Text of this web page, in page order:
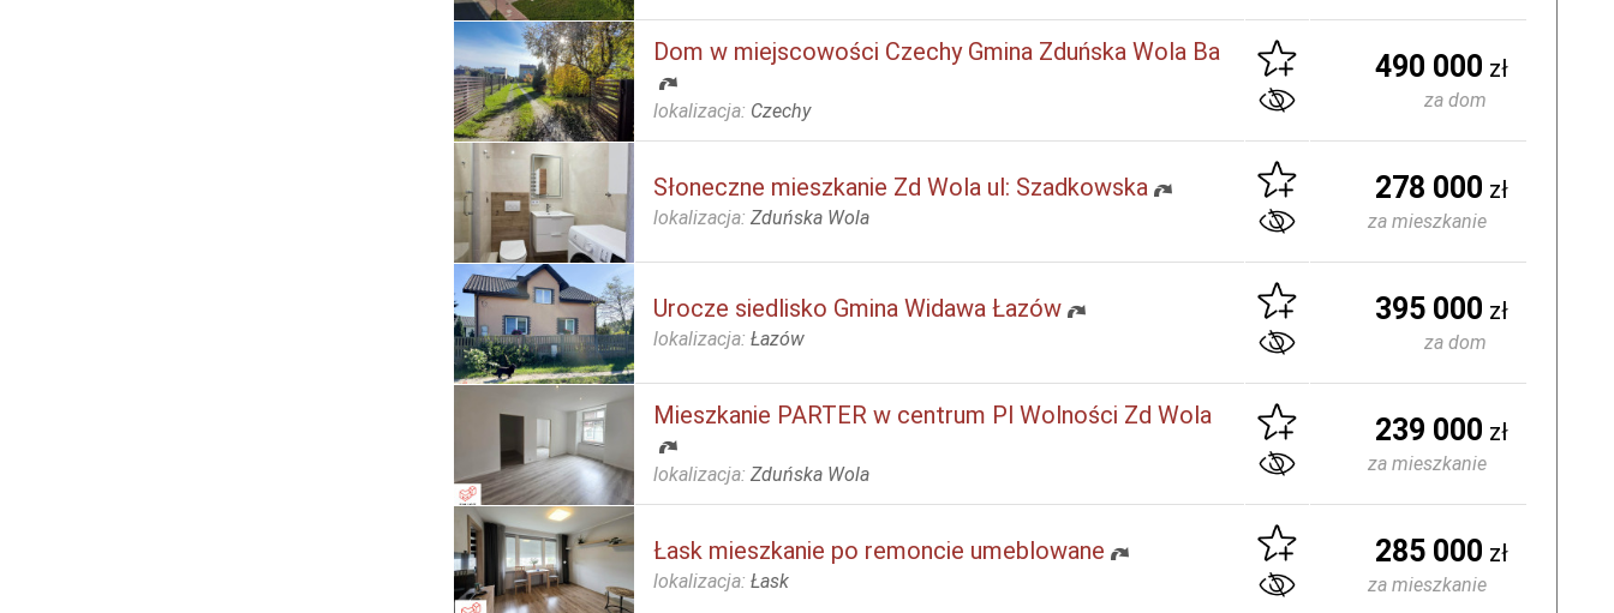
Dom w miejscowości Czechy Gmina Zduńska Wola Ba
lokalizacja: Czechy
490 000 zł
za dom
Słoneczne mieszkanie Zd Wola ul: Szadkowska
lokalizacja: Zduńska Wola
278 000 zł
za mieszkanie
Urocze siedlisko Gmina Widawa Łazów
lokalizacja: Łazów
395 000 zł
za dom
Mieszkanie PARTER w centrum Pl Wolności Zd Wola
lokalizacja: Zduńska Wola
239 000 zł
za mieszkanie
Łask mieszkanie po remoncie umeblowane
lokalizacja: Łask
285 000 zł
za mieszkanie